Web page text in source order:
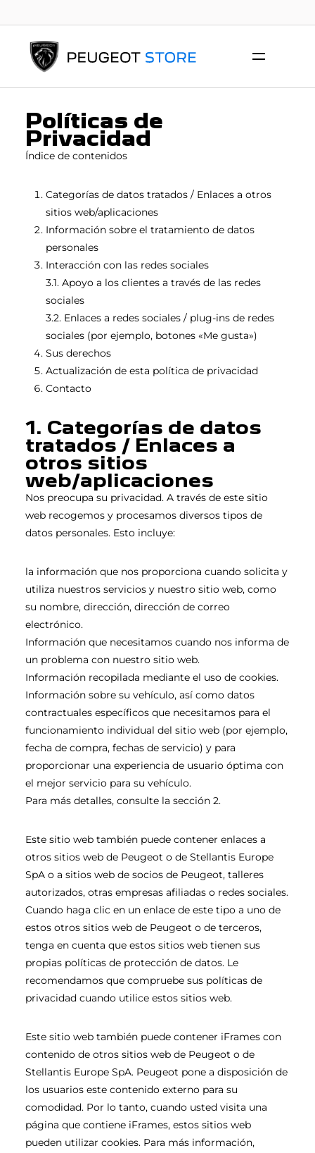
Políticas de
Privacidad
Índice de contenidos
Categorías de datos tratados / Enlaces a otros
sitios web/aplicaciones
Información sobre el tratamiento de datos
personales
Interacción con las redes sociales
3.1. Apoyo a los clientes a través de las redes
sociales
3.2. Enlaces a redes sociales / plug-ins de redes
sociales (por ejemplo, botones «Me gusta»)
Sus derechos
Actualización de esta política de privacidad
Contacto
1. Categorías de datos
tratados / Enlaces a
otros sitios
web/aplicaciones
Nos preocupa su privacidad. A través de este sitio
web recogemos y procesamos diversos tipos de
datos personales. Esto incluye:
la información que nos proporciona cuando solicita y
utiliza nuestros servicios y nuestro sitio web, como
su nombre, dirección, dirección de correo
electrónico.
Información que necesitamos cuando nos informa de
un problema con nuestro sitio web.
Información recopilada mediante el uso de cookies.
Información sobre su vehículo, así como datos
contractuales específicos que necesitamos para el
funcionamiento individual del sitio web (por ejemplo,
fecha de compra, fechas de servicio) y para
proporcionar una experiencia de usuario óptima con
el mejor servicio para su vehículo.
Para más detalles, consulte la sección 2.
Este sitio web también puede contener enlaces a
otros sitios web de Peugeot o de Stellantis Europe
SpA o a sitios web de socios de Peugeot, talleres
autorizados, otras empresas afiliadas o redes sociales.
Cuando haga clic en un enlace de este tipo a uno de
estos otros sitios web de Peugeot o de terceros,
tenga en cuenta que estos sitios web tienen sus
propias políticas de protección de datos. Le
recomendamos que compruebe sus políticas de
privacidad cuando utilice estos sitios web.
Este sitio web también puede contener iFrames con
contenido de otros sitios web de Peugeot o de
Stellantis Europe SpA. Peugeot pone a disposición de
los usuarios este contenido externo para su
comodidad. Por lo tanto, cuando usted visita una
página que contiene iFrames, estos sitios web
pueden utilizar cookies. Para más información,